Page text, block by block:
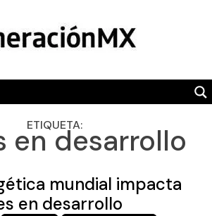
POLÍTICA
CAMALEÓN
OPINIÓN
ENGLISH SECTION
ETIQUETA:
en desarrollo
mundial impacta
en desarrollo